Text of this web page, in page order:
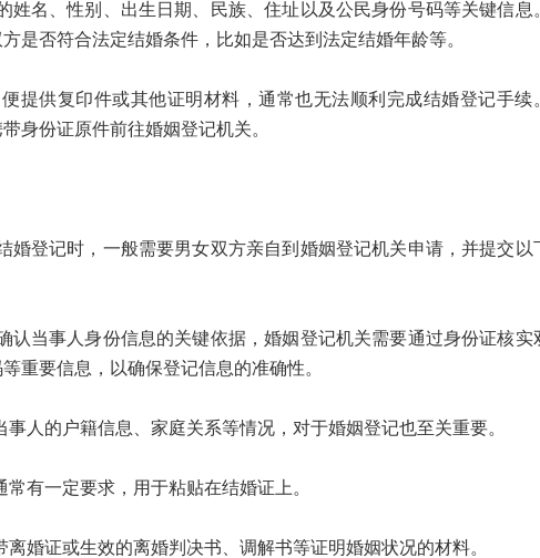
、性别、出生日期、民族、住址以及公民身份号码等关键信息
是否符合法定结婚条件，比如是否达到法定结婚年龄等。
供复印件或其他证明材料，通常也无法顺利完成结婚登记手续
身份证原件前往婚姻登记机关。
记时，一般需要男女双方亲自到婚姻登记机关申请，并提交以
事人身份信息的关键依据，婚姻登记机关需要通过身份证核实
重要信息，以确保登记信息的准确性。
的户籍信息、家庭关系等情况，对于婚姻登记也至关重要。
一定要求，用于粘贴在结婚证上。
证或生效的离婚判决书、调解书等证明婚姻状况的材料。